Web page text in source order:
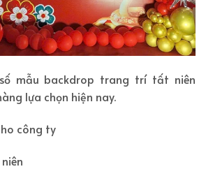
mẫu backdrop trang trí tất niên
lựa chọn hiện nay.
công ty